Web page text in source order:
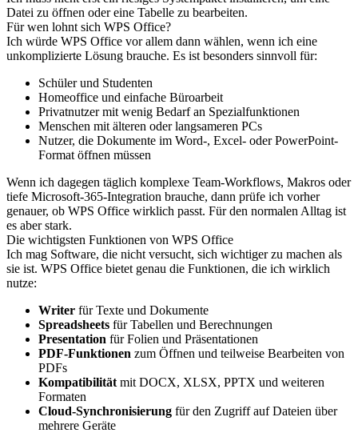
Datei zu öffnen oder eine Tabelle zu bearbeiten.
Für wen lohnt sich WPS Office?
Ich würde WPS Office vor allem dann wählen, wenn ich eine
unkomplizierte Lösung brauche. Es ist besonders sinnvoll für:
Schüler und Studenten
Homeoffice und einfache Büroarbeit
Privatnutzer mit wenig Bedarf an Spezialfunktionen
Menschen mit älteren oder langsameren PCs
Nutzer, die Dokumente im Word-, Excel- oder PowerPoint-
Format öffnen müssen
Wenn ich dagegen täglich komplexe Team-Workflows, Makros oder
tiefe Microsoft-365-Integration brauche, dann prüfe ich vorher
genauer, ob WPS Office wirklich passt. Für den normalen Alltag ist
es aber stark.
Die wichtigsten Funktionen von WPS Office
Ich mag Software, die nicht versucht, sich wichtiger zu machen als
sie ist. WPS Office bietet genau die Funktionen, die ich wirklich
nutze:
Writer für Texte und Dokumente
Spreadsheets für Tabellen und Berechnungen
Presentation für Folien und Präsentationen
PDF-Funktionen zum Öffnen und teilweise Bearbeiten von
PDFs
Kompatibilität mit DOCX, XLSX, PPTX und weiteren
Formaten
Cloud-Synchronisierung für den Zugriff auf Dateien über
mehrere Geräte